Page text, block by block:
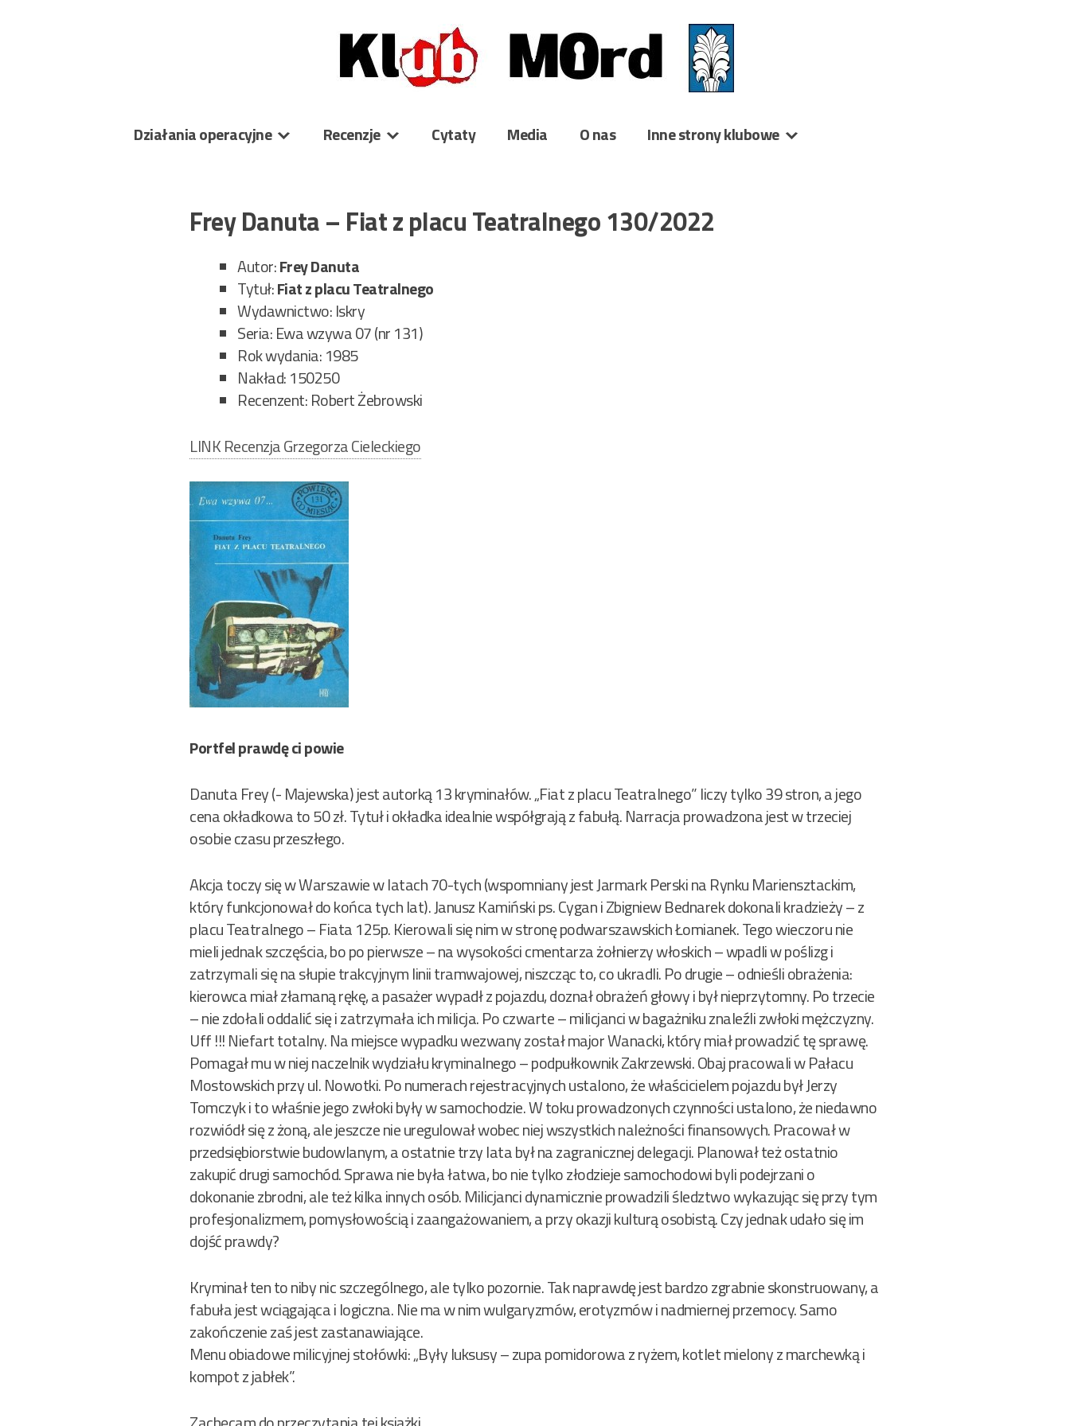
Działania operacyjne Recenzje Cytaty Media O nas Inne strony klubowe
Frey Danuta – Fiat z placu Teatralnego 130/2022
Autor:Frey Danuta
Tytuł:Fiat z placu Teatralnego
Wydawnictwo: Iskry
Seria: Ewa wzywa 07 (nr 131)
Rok wydania: 1985
Nakład: 150250
Recenzent: Robert Żebrowski
LINK Recenzja Grzegorza Cieleckiego
Portfel prawdę ci powie
Danuta Frey (- Majewska) jest autorką 13 kryminałów. „Fiat z placu Teatralnego” liczy tylko 39 stron, a jego
cena okładkowa to 50 zł. Tytuł i okładka idealnie współgrają z fabułą. Narracja prowadzona jest w trzeciej
osobie czasu przeszłego.
Akcja toczy się w Warszawie w latach 70-tych (wspomniany jest Jarmark Perski na Rynku Mariensztackim,
który funkcjonował do końca tych lat). Janusz Kamiński ps. Cygan i Zbigniew Bednarek dokonali kradzieży – z
placu Teatralnego – Fiata 125p. Kierowali się nim w stronę podwarszawskich Łomianek. Tego wieczoru nie
mieli jednak szczęścia, bo po pierwsze – na wysokości cmentarza żołnierzy włoskich – wpadli w poślizg i
zatrzymali się na słupie trakcyjnym linii tramwajowej, niszcząc to, co ukradli. Po drugie – odnieśli obrażenia:
kierowca miał złamaną rękę, a pasażer wypadł z pojazdu, doznał obrażeń głowy i był nieprzytomny. Po trzecie
– nie zdołali oddalić się i zatrzymała ich milicja. Po czwarte – milicjanci w bagażniku znaleźli zwłoki mężczyzny.
Uff !!! Niefart totalny. Na miejsce wypadku wezwany został major Wanacki, który miał prowadzić tę sprawę.
Pomagał mu w niej naczelnik wydziału kryminalnego – podpułkownik Zakrzewski. Obaj pracowali w Pałacu
Mostowskich przy ul. Nowotki. Po numerach rejestracyjnych ustalono, że właścicielem pojazdu był Jerzy
Tomczyk i to właśnie jego zwłoki były w samochodzie. W toku prowadzonych czynności ustalono, że niedawno
rozwiódł się z żoną, ale jeszcze nie uregulował wobec niej wszystkich należności finansowych. Pracował w
przedsiębiorstwie budowlanym, a ostatnie trzy lata był na zagranicznej delegacji. Planował też ostatnio
zakupić drugi samochód. Sprawa nie była łatwa, bo nie tylko złodzieje samochodowi byli podejrzani o
dokonanie zbrodni, ale też kilka innych osób. Milicjanci dynamicznie prowadzili śledztwo wykazując się przy tym
profesjonalizmem, pomysłowością i zaangażowaniem, a przy okazji kulturą osobistą. Czy jednak udało się im
dojść prawdy?
Kryminał ten to niby nic szczególnego, ale tylko pozornie. Tak naprawdę jest bardzo zgrabnie skonstruowany, a
fabuła jest wciągająca i logiczna. Nie ma w nim wulgaryzmów, erotyzmów i nadmiernej przemocy. Samo
zakończenie zaś jest zastanawiające.
Menu obiadowe milicyjnej stołówki: „Były luksusy – zupa pomidorowa z ryżem, kotlet mielony z marchewką i
kompot z jabłek”.